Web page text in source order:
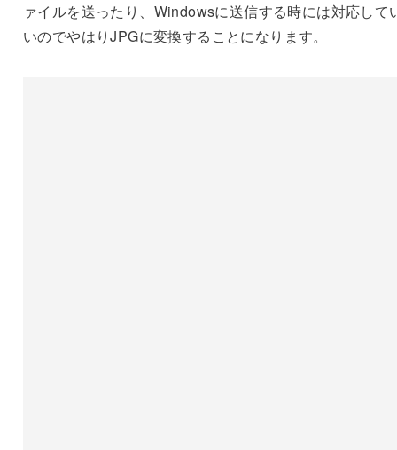
ァイルを送ったり、Windowsに送信する時には対応して
いのでやはりJPGに変換することになります。